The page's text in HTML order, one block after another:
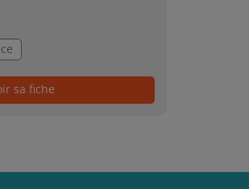
sa fiche